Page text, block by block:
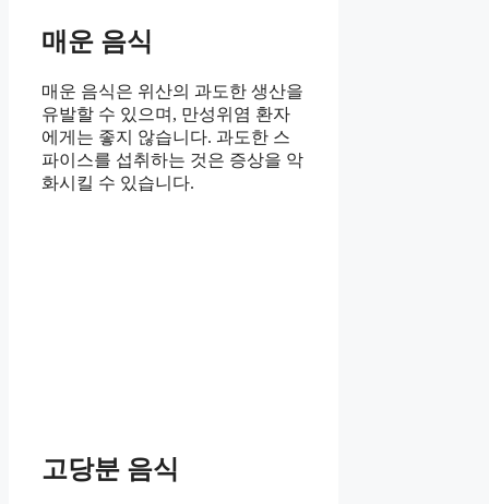
매운 음식
매운 음식은 위산의 과도한 생산을
유발할 수 있으며, 만성위염 환자
에게는 좋지 않습니다. 과도한 스
파이스를 섭취하는 것은 증상을 악
화시킬 수 있습니다.
고당분 음식